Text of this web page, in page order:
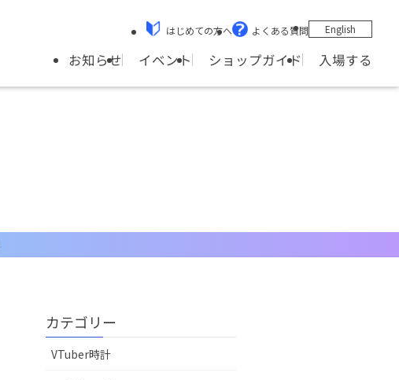
はじめての方へ よくある質問 English
お知らせ イベント ショップガイド 入場する
カテゴリー
VTuber時計